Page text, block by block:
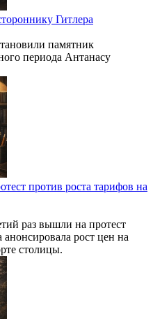
Гитлера
памятник
периода Антанасу
против роста тарифов на
раз вышли на протест
рост цен на
столицы.